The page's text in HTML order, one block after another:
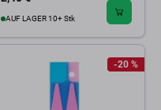
AUF LAGER 10+ Stk
-20 %